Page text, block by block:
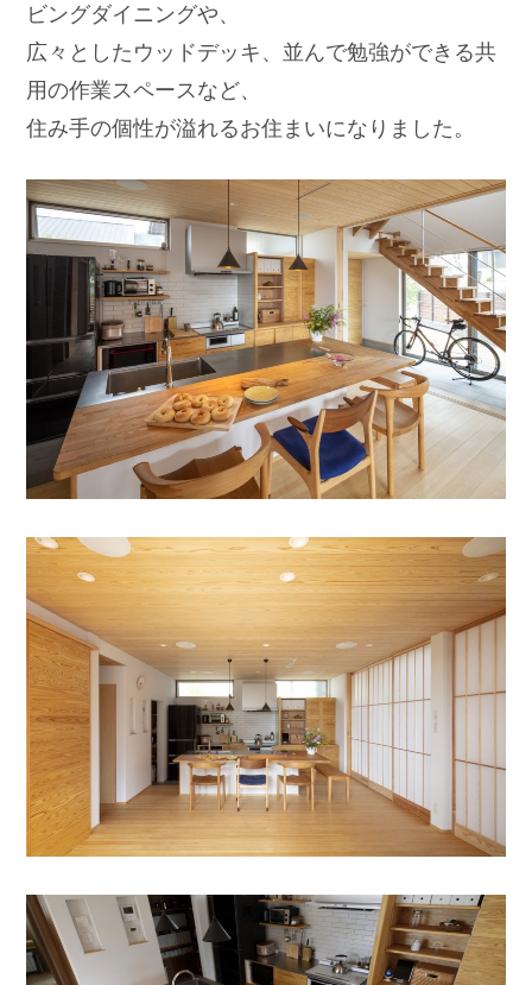
ビングダイニングや、
広々としたウッドデッキ、並んで勉強ができる共
用の作業スペースなど、
住み手の個性が溢れるお住まいになりました。